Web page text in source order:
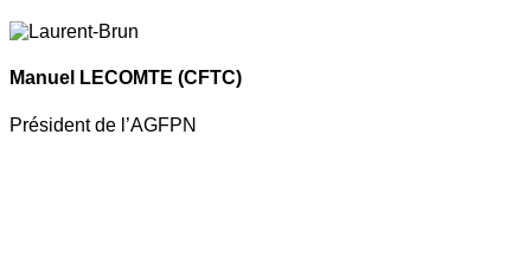
Manuel LECOMTE (CFTC)
Président de l’AGFPN